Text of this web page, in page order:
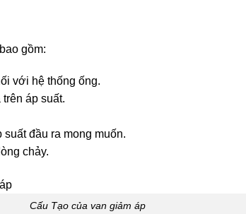
gồm:
với hệ thống ống.
áp suất.
đầu ra mong muốn.
chảy.
Cấu Tạo của van giảm áp